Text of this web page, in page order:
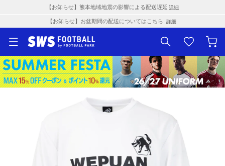
【お知らせ】熊本地域地震の影響による配送遅延 詳細
【お知らせ】お盆期間の配送についてはこちら 詳細